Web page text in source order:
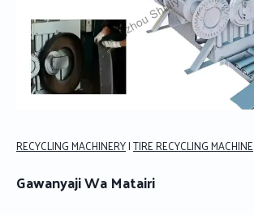
RECYCLING MACHINERY|TIRE RECYCLING MACHINE
Gawanyaji Wa Matairi